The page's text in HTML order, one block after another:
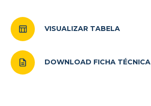
VISUALIZAR TABELA
DOWNLOAD FICHA TÉCNICA